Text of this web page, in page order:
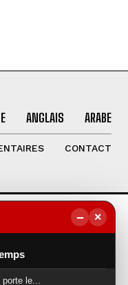
ANGLAIS ARABE
CONTACT
− ×
le...